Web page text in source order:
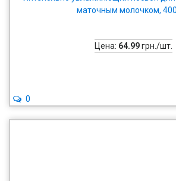
маточным молочком,
Цена: 64.99грн./шт.
0